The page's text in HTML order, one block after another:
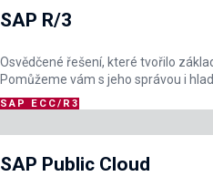
SAP R/3
Osvědčené řešení, které tvořilo
Pomůžeme vám s jeho správou i
SAP ECC/R3
SAP Public Cloud